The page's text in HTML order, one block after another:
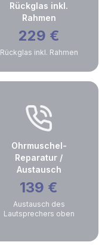
Rückglas inkl.
Rahmen
229 €
Rückglas inkl. Rahmen
Ohrmuschel-
Reparatur /
Austausch
139 €
Austausch des
Lautsprechers oben